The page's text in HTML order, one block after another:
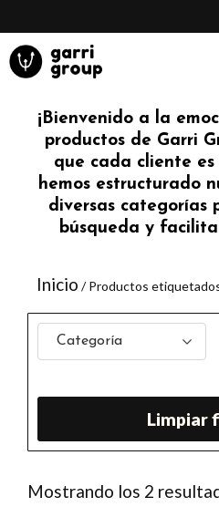
contenido
¡Bienvenido a la
productos de Garri
que cada cliente
hemos estructurado
diversas categorías
búsqueda y
Inicio / Productos
Categoría
Limpiar
Mostrando los 2